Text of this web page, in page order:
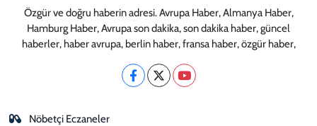
Özgür ve doğru haberin adresi. Avrupa Haber, Almanya Haber,
Hamburg Haber, Avrupa son dakika, son dakika haber, güncel
haberler, haber avrupa, berlin haber, fransa haber, özgür haber,
Nöbetçi Eczaneler